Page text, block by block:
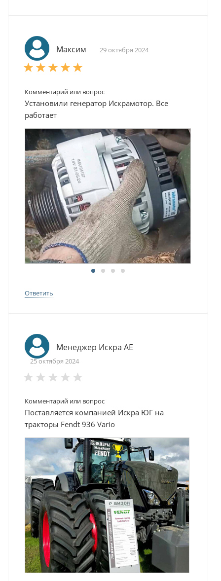
Максим 29 октября 2024
Комментарий или вопрос
Установили генератор Искрамотор. Все
работает
Ответить
Менеджер Искра АЕ
25 октября 2024
Комментарий или вопрос
Поставляется компанией Искра ЮГ на
тракторы Fendt 936 Vario